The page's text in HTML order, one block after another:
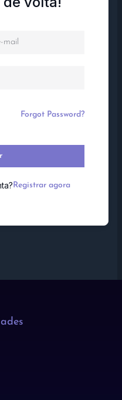
Forgot Password?
Registrar agora